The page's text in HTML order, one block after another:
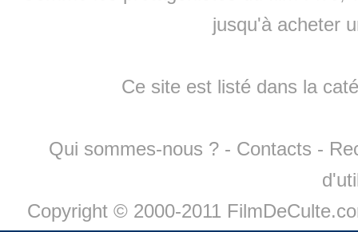
jusqu'à acheter
Ce site est listé dans la
Qui sommes-nous ? - Contacts -
Copyright © 2000-2011